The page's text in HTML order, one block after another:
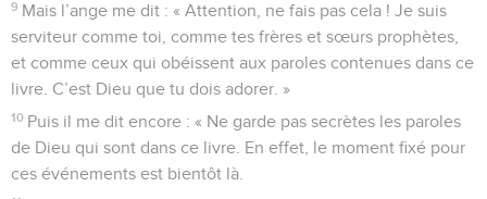
9 Mais l’ange me dit : « Attention, ne fais pas cela ! Je suis
serviteur comme toi, comme tes frères et sœurs prophètes,
et comme ceux qui obéissent aux paroles contenues dans ce
livre. C’est Dieu que tu dois adorer. »
10 Puis il me dit encore : « Ne garde pas secrètes les paroles
de Dieu qui sont dans ce livre. En effet, le moment fixé pour
ces événements est bientôt là.